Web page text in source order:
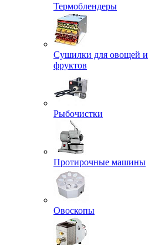
Термоблендеры
Сушилки для овощей и
фруктов
Рыбочистки
Протирочные машины
Овоскопы